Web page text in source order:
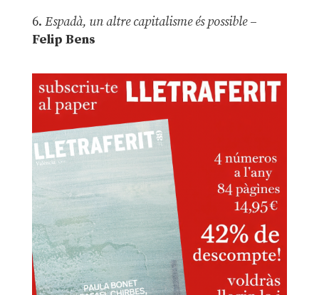
6. Espadà, un altre capitalisme és possible –
Felip Bens